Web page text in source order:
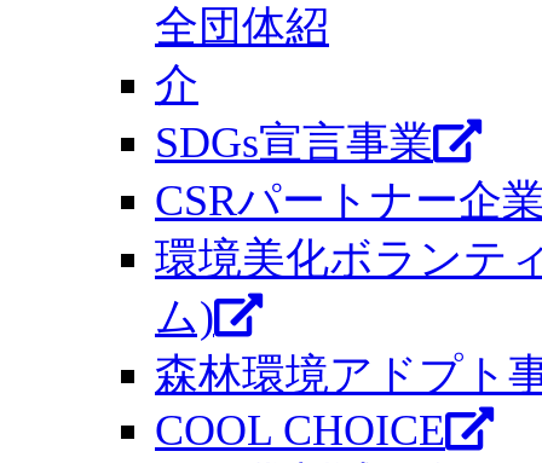
SDGs宣言事業
CSRパートナー企
環境美化ボランテ
ム)
森林環境アドプト
COOL CHOICE